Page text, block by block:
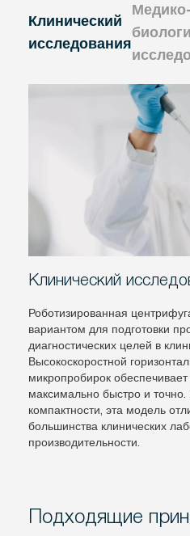
Клинический
исследования
Клинический
Роботизированная
вариантом для подготовки
диагностических целей в
Высокоскоростной
микропробирок
максимально быстро и точно.
компактности, эта модель
большинства клинических
производительности.
Подходящие